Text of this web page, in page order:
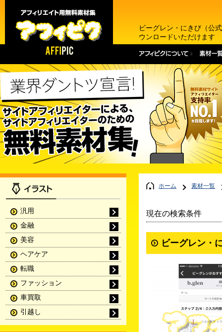
ビーグレン・にきび（公
ウンロードいただけます
ホーム 素材一覧
現在の検索条件
ビーグレン・
汎用
金融
美容
ヘアケア
転職
ファッション
車買取
引越し